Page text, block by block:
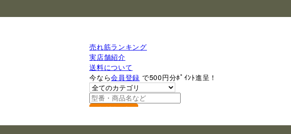
売れ筋ランキング
実店舗紹介
送料について
今なら会員登録 で500円分ﾎﾟｲﾝﾄ進呈！